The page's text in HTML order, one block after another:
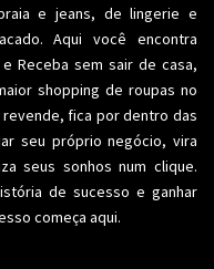
e jeans, de lingerie e
Aqui você encontra
Receba sem sair de casa,
shopping de roupas no
fica por dentro das
seu próprio negócio, vira
seus sonhos num clique.
de sucesso e ganhar
começa aqui.